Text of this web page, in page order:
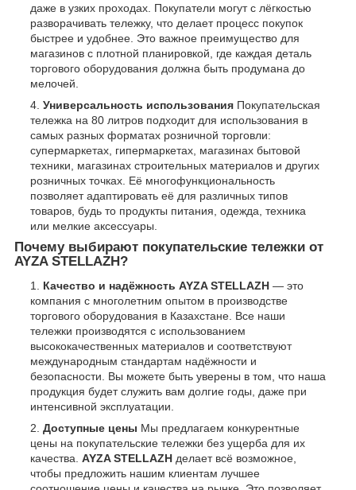
даже в узких проходах. Покупатели могут с лёгкостью
разворачивать тележку, что делает процесс покупок
быстрее и удобнее. Это важное преимущество для
магазинов с плотной планировкой, где каждая деталь
торгового оборудования должна быть продумана до
мелочей.
Универсальность использования Покупательская
тележка на 80 литров подходит для использования в
самых разных форматах розничной торговли:
супермаркетах, гипермаркетах, магазинах бытовой
техники, магазинах строительных материалов и других
розничных точках. Её многофункциональность
позволяет адаптировать её для различных типов
товаров, будь то продукты питания, одежда, техника
или мелкие аксессуары.
Почему выбирают покупательские тележки от
AYZA STELLAZH?
Качество и надёжность AYZA STELLAZH — это
компания с многолетним опытом в производстве
торгового оборудования в Казахстане. Все наши
тележки производятся с использованием
высококачественных материалов и соответствуют
международным стандартам надёжности и
безопасности. Вы можете быть уверены в том, что наша
продукция будет служить вам долгие годы, даже при
интенсивной эксплуатации.
Доступные цены Мы предлагаем конкурентные
цены на покупательские тележки без ущерба для их
качества. AYZA STELLAZH делает всё возможное,
чтобы предложить нашим клиентам лучшее